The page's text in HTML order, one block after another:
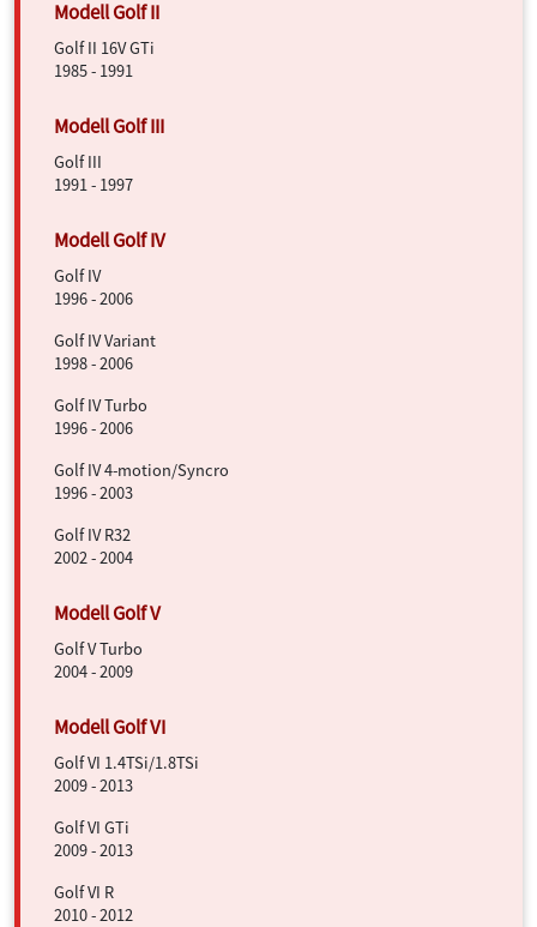
Golf II 16V GTi
1985 - 1991
Golf III
1991 - 1997
Golf IV
1996 - 2006
Golf IV Variant
1998 - 2006
Golf IV Turbo
1996 - 2006
Golf IV 4-motion/Syncro
1996 - 2003
Golf IV R32
2002 - 2004
Golf V Turbo
2004 - 2009
Golf VI 1.4TSi/1.8TSi
2009 - 2013
Golf VI GTi
2009 - 2013
Golf VI R
2010 - 2012